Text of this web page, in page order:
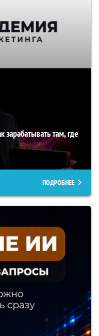
зарабатывать там, где
ПОДРОБНЕЕ